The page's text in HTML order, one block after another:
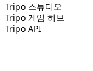
Tripo 스튜디오
Tripo 게임 허브
Tripo API